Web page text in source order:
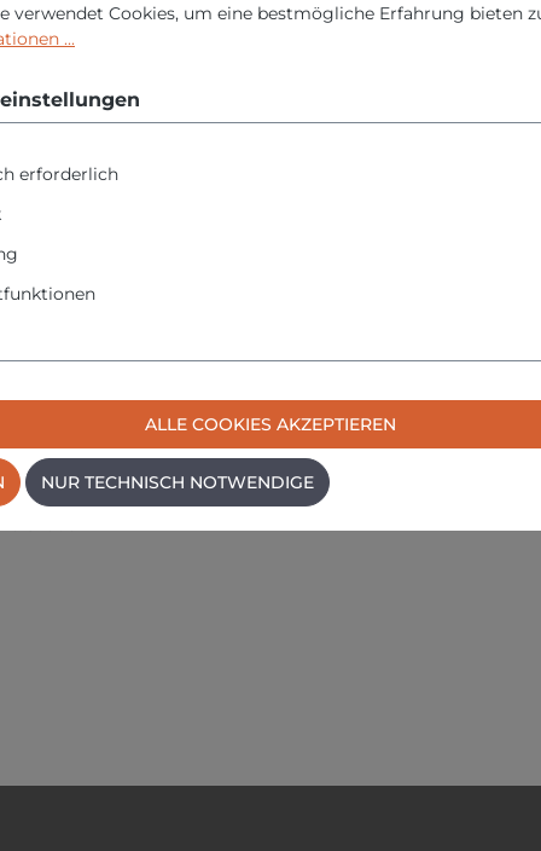
"Bahco CS300
lang"
und Anrisse
verwendet Cookies, um eine bestmögliche Erfahrung bieten
...
erforderlich
ALLE COOKIES AKZEPTIEREN
NUR TECHNISCH NOTWENDIGE